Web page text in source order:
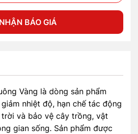
NHẬN BÁO GIÁ
Vàng là dòng sản phẩm
nhiệt độ, hạn chế tác động
và bảo vệ cây trồng, vật
gian sống. Sản phẩm được